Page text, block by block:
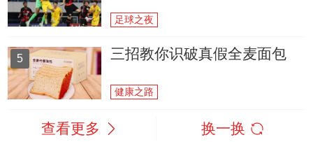
足球之夜
5 三招教你识破真假全麦面包
健康之路
查看更多 换一换